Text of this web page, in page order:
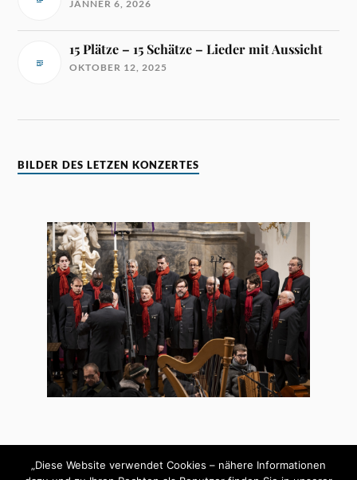
JÄNNER 6, 2026
15 Plätze – 15 Schätze – Lieder mit Aussicht
OKTOBER 12, 2025
BILDER DES LETZEN KONZERTES
„Diese Website verwendet Cookies – nähere Informationen